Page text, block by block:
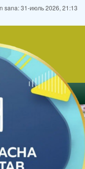
sana: 31-июль 2026, 21:13